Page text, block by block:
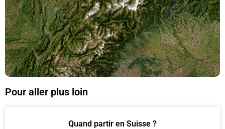
Pour aller plus loin
Quand partir en Suisse ?